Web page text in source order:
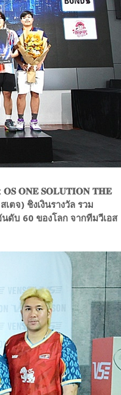
𝐎𝐒 𝐎𝐍𝐄 𝐒𝐎𝐋𝐔𝐓𝐈𝐎𝐍 𝐓𝐇𝐄
จ) ชิงเงินรางวัล รวม
ดับ 60 ของโลก จากทีมวีเอส